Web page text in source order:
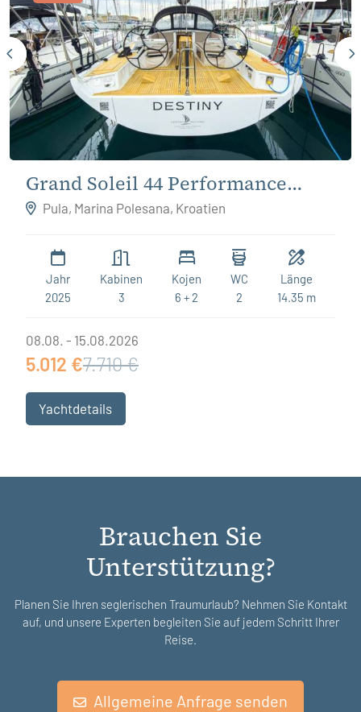
Grand Soleil 44 Performance
Destiny
Pula, Marina Polesana, Kroatien
Jahr
2025
Kabinen
3
Kojen
6 + 2
WC
2
Länge
14.35 m
08.08. - 15.08.2026
5.012 €7.710 €
Yachtdetails
Brauchen Sie
Unterstützung?
Planen Sie Ihren seglerischen Traumurlaub? Nehmen Sie Kontakt
auf, und unsere Experten begleiten Sie auf jedem Schritt Ihrer
Reise.
Allgemeine Anfrage senden